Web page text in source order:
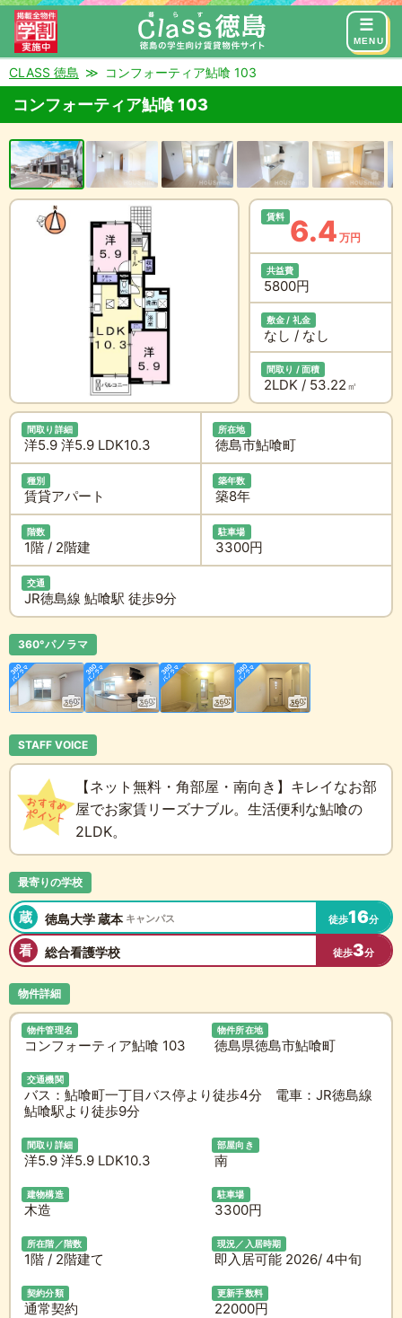
MENU
来店予約 お問い合わせ
CLASS 徳島 コンフォーティア鮎喰 103
コンフォーティア鮎喰 103
賃料 6.4 万円
共益費
5800円
敷金 / 礼金
なし / なし
間取り / 面積
2LDK / 53.22 ㎡
間取り詳細
洋5.9 洋5.9 LDK10.3
所在地
徳島市鮎喰町
種別
賃貸アパート
築年数
築8年
階数
1階 / 2階建
駐車場
3300円
交通
JR徳島線 鮎喰駅 徒歩9分
360°パノラマ
STAFF VOICE
【ネット無料・角部屋・南向き】キレイなお部
屋でお家賃リーズナブル。生活便利な鮎喰の
2LDK。
最寄りの学校
蔵 徳島大学 蔵本 キャンパス 徒歩16分
看 総合看護学校 徒歩3分
物件詳細
物件管理名
コンフォーティア鮎喰 103
物件所在地
徳島県徳島市鮎喰町
交通機関
バス：鮎喰町一丁目バス停より徒歩4分 電車：JR徳島線
鮎喰駅より徒歩9分
間取り詳細
洋5.9 洋5.9 LDK10.3
部屋向き
南
建物構造
木造
駐車場
3300円
所在階／階数
1階 / 2階建て
現況／入居時期
即入居可能 2026/ 4中旬
契約分類
通常契約
更新手数料
22000円